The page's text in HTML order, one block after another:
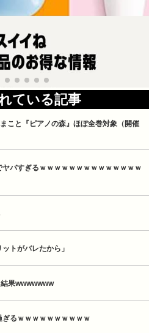
ている記事
こと『ピアノの森』ほぼ全巻対象（開催
ヤバすぎるｗｗｗｗｗｗｗｗｗｗｗｗｗｗ
トがバレたから」
結果wwwwwww
ぎるｗｗｗｗｗｗｗｗｗｗ